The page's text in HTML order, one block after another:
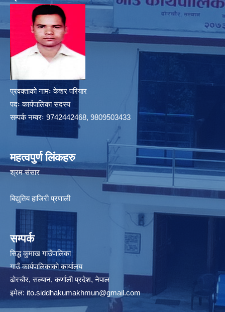
प्रवक्ताको नामः केशर परियार
पदः कार्यपालिका सदस्य
सम्पर्क नम्वरः 9742442468, 9809503433
महत्वपुर्ण लिंकहरु
श्रम संसार
बिद्युतिय हाजिरी प्रणाली
सम्पर्क
सिद्ध कुमाख गाउँपालिका
गाउँ कार्यपालिकाको कार्यालय
ढोरचौर, सल्यान, कर्णाली प्रदेश, नेपाल
इमेल: ito.siddhakumakhmun@gmail.com